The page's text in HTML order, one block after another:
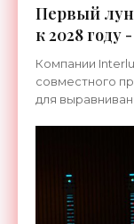
Первый
к 2028 году
Компании
совместного
для